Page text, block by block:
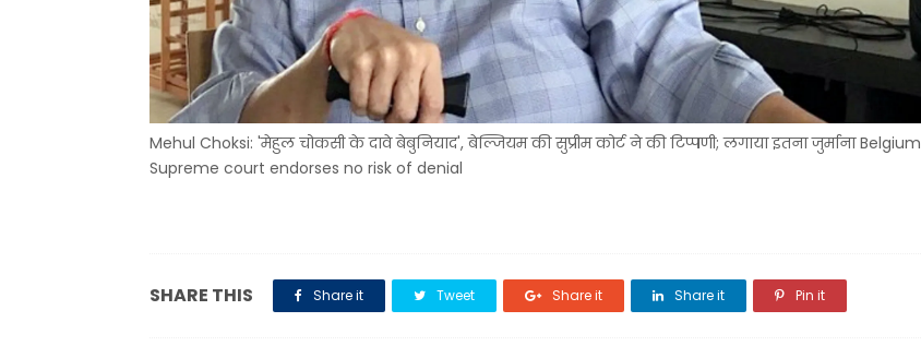
Mehul Choksi: 'मेहुल चोकसी के दावे बेबुनियाद', बेल्जियम की सुप्रीम कोर्ट ने की टिप्पणी; लगाया इतना जुर्माना Belgium
Supreme court endorses no risk of denial
SHARE THIS Share it Tweet Share it Share it Pin it